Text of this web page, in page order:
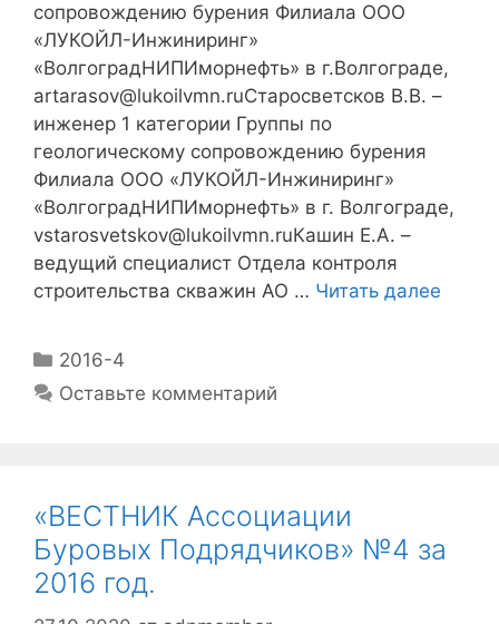
сопровождению бурения Филиала ООО
«ЛУКОЙЛ-Инжиниринг»
«ВолгоградНИПИморнефть» в г.Волгограде,
artarasov@lukoilvmn.ruСтаросветсков В.В. –
инженер 1 категории Группы по
геологическому сопровождению бурения
Филиала ООО «ЛУКОЙЛ-Инжиниринг»
«ВолгоградНИПИморнефть» в г. Волгограде,
vstarosvetskov@lukoilvmn.ruКашин Е.А. –
ведущий специалист Отдела контроля
строительства скважин АО … Читать далее
2016-4
Оставьте комментарий
«ВЕСТНИК Ассоциации
Буровых Подрядчиков» №4 за
2016 год.